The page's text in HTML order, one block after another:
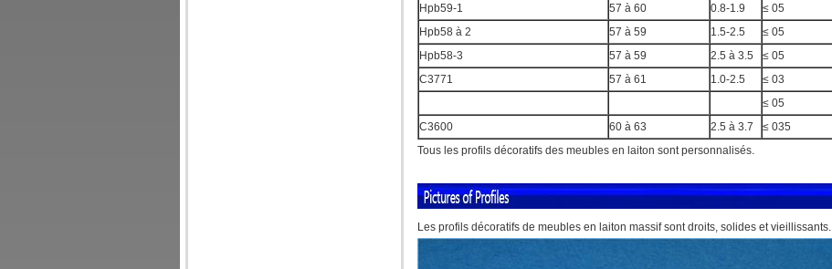
Hpb59-1
57 à 60 0.8-1.9 ≤ 05
Hpb58 à 2
57 à 59 1.5-2.5 ≤ 05
Hpb58-3
57 à 59 2.5 à 3.5 ≤ 05
C3771
57 à 61 1.0-2.5 ≤ 03
≤ 05
C3600
60 à 63 2.5 à 3.7 ≤ 035
Tous les profils décoratifs des meubles en laiton sont personnalisés.
Les profils décoratifs de meubles en laiton massif sont droits, solides et vieillissants.